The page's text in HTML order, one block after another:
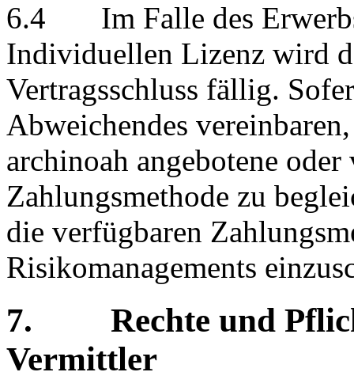
6.4 Im Falle des
Individuellen Lizenz wird
Vertragsschluss fällig.
Abweichendes
archinoah angebotene
Zahlungsmethode zu
die verfügbaren
Risikomanagements
7. Rechte und
Vermittler